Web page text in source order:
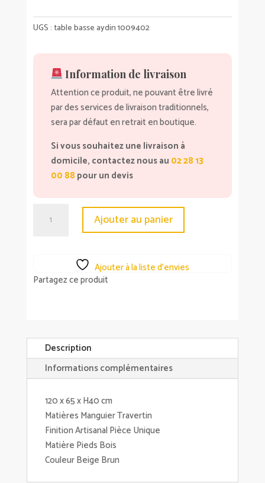
UGS :table basse aydin 1009402
Information de livraison
Attention ce produit, ne pouvant être livré
par des services de livraison traditionnels,
sera par défaut en retrait en boutique.
Si vous souhaitez une livraison à
domicile, contactez nous au 02 28 13
00 88 pour un devis
en
Ajouter au panier
Ajouter à la liste d’envies
Partagez ce produit
Description
Informations complémentaires
120 x 65 x H40 cm
Matières Manguier Travertin
Finition Artisanal Pièce Unique
Matière Pieds Bois
Couleur Beige Brun